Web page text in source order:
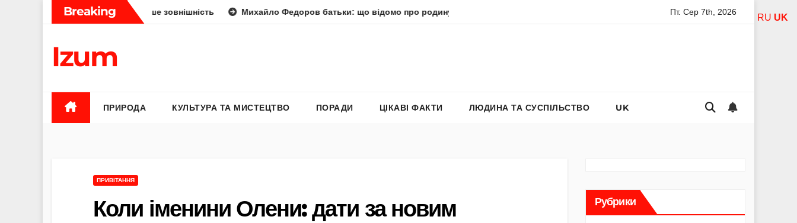
Breaking
укус, отрута чи лише зовнішність Михайло Федоров батьки: що відомо про родину політика Молитва пресвятої богородиці за дітей: слова захисту і материнського
Пт. Сер 7th, 2026
Izum
ПРИРОДА КУЛЬТУРА ТА МИСТЕЦТВО ПОРАДИ ЦІКАВІ ФАКТИ ЛЮДИНА ТА СУСПІЛЬСТВО UK
ПРИВІТАННЯ
Коли іменини Олени: дати за новим
Рубрики
RU UK